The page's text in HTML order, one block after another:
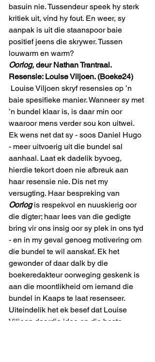
basuin nie. Tussendeur speek hy sterk
kritiek uit, vind hy fout. En weer, sy
aanpak is uit die staanspoor baie
positief jeens die skrywer. Tussen
louwarm en warm?
Oorlog, deur Nathan Trantraal.
Resensie: Louise Viljoen. (Boeke24)
baie spesifieke manier. Wanneer sy met
’n bundel klaar is, is daar min oor
waaroor mens verder sou kon uitwei.
Ek wens net dat sy - soos Daniel Hugo
- meer uitvoerig uit die bundel sal
aanhaal. Laat ek dadelik byvoeg,
hierdie tekort doen nie afbreuk aan
haar resensie nie. Dis net my
versugting. Haar bespreking van
Oorlog is respekvol en nuuskierig oor
die digter; haar lees van die gedigte
bring vir ons insig oor sy plek in ons tyd
- en in my geval genoeg motivering om
die bundel te wil aanskaf. Ek het
gewonder of daar dalk by die
boekeredakteur oorweging geskenk is
aan die moontlikheid om iemand die
bundel in Kaaps te laat resenseer.
Uiteindelik het ek besef dat Louise
Viljoen daardie idee op die beste